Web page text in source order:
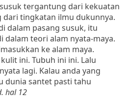
tergantung dari kekuatan
dari tingkatan ilmu dukunnya.
dalam pasang susuk, itu
dalam teori alam nyata-maya.
ke alam maya.
ini. Tubuh ini ini. Lalu
lagi. Kalau anda yang
dunia santet pasti tahu
hal 12